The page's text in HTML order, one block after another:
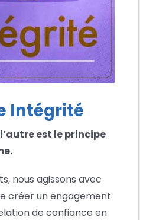
Intégrité
est le principe
nous agissons avec
créer un engagement
de confiance en